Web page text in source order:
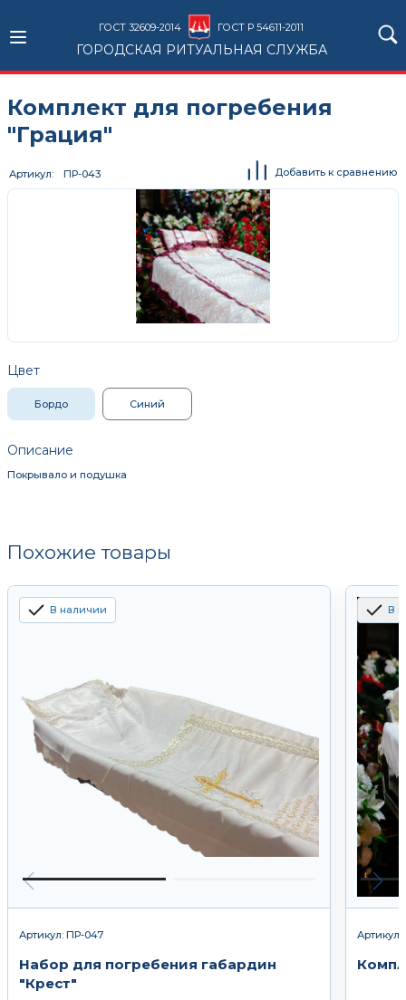
ГОСТ 32609-2014 ГОСТ Р 54611-2011
ГОРОДСКАЯ РИТУАЛЬНАЯ СЛУЖБА
Комплект для погребения
"Грация"
Цвет
Бордо Синий
Описание
Покрывало и подушка
Артикул ПР-043 Добавить к сравнению
Похожие товары
В наличии
Артикул: ПР-047
Набор для погребения габардин
"Крест"
В
Артикул: